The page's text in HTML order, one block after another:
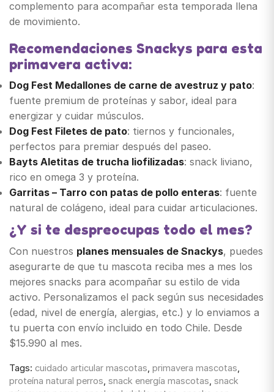
complemento para acompañar esta temporada llena
de movimiento.
Recomendaciones Snackys para esta
primavera activa:
Dog Fest Medallones de carne de avestruz y pato:
fuente premium de proteínas y sabor, ideal para
energizar y cuidar músculos.
Dog Fest Filetes de pato: tiernos y funcionales,
perfectos para premiar después del paseo.
Bayts Aletitas de trucha liofilizadas: snack liviano,
rico en omega 3 y proteína.
Garritas – Tarro con patas de pollo enteras: fuente
natural de colágeno, ideal para cuidar articulaciones.
¿Y si te despreocupas todo el mes?
Con nuestros planes mensuales de Snackys, puedes
asegurarte de que tu mascota reciba mes a mes los
mejores snacks para acompañar su estilo de vida
activo. Personalizamos el pack según sus necesidades
(edad, nivel de energía, alergias, etc.) y lo enviamos a
tu puerta con envío incluido en todo Chile. Desde
$15.990 al mes.
Tags: cuidado articular mascotas, primavera mascotas,
proteína natural perros, snack energía mascotas, snack